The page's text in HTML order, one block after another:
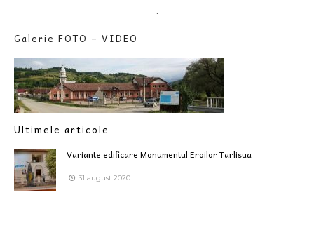
.
Galerie FOTO – VIDEO
Ultimele articole
Variante edificare Monumentul Eroilor Tarlisua
31 august 2020